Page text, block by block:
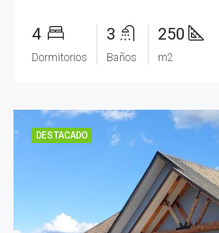
4
Dormitorios
3
Baños
250
m2
DESTACADO